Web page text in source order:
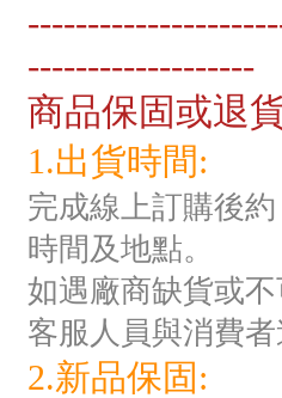
-------------------
商品保固或退
1.出貨時間:
完成線上訂購後
時間及地點。
如遇廠商缺貨或
客服人員與消費
2.新品保固: